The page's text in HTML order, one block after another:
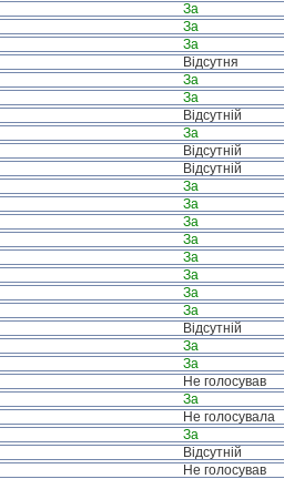
За
За
За
Відсутня
За
За
Відсутній
За
Відсутній
Відсутній
За
За
За
За
За
За
За
За
Відсутній
За
За
Не голосував
За
Не голосувала
За
Відсутній
Не голосував